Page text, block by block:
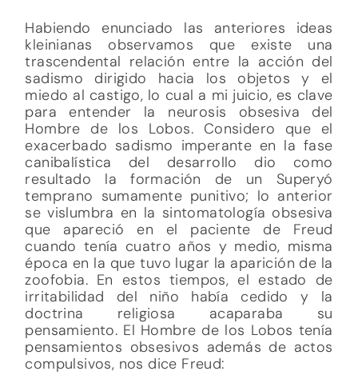
Habiendo enunciado las anteriores ideas
kleinianas observamos que existe una
trascendental relación entre la acción del
sadismo dirigido hacia los objetos y el
miedo al castigo, lo cual a mi juicio, es clave
para entender la neurosis obsesiva del
Hombre de los Lobos. Considero que el
exacerbado sadismo imperante en la fase
canibalística del desarrollo dio como
resultado la formación de un Superyó
temprano sumamente punitivo; lo anterior
se vislumbra en la sintomatología obsesiva
que apareció en el paciente de Freud
cuando tenía cuatro años y medio, misma
época en la que tuvo lugar la aparición de la
zoofobia. En estos tiempos, el estado de
irritabilidad del niño había cedido y la
doctrina religiosa acaparaba su
pensamiento. El Hombre de los Lobos tenía
pensamientos obsesivos además de actos
compulsivos, nos dice Freud: